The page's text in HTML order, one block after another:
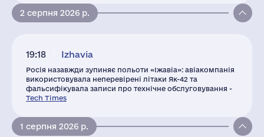
2 серпня 2026 р.
19:18 Izhavia
Росія назавжди зупиняє польоти «Іжавіа»: авіакомпанія
використовувала неперевірені літаки Як-42 та
фальсифікувала записи про технічне обслуговування -
Tech Times
1 серпня 2026 р.